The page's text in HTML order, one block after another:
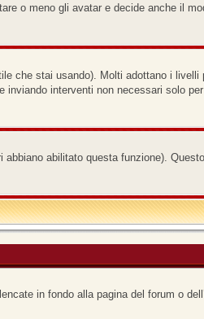
o meno gli avatar e decide anche il
che stai usando). Molti adottano i livelli
interventi non necessari solo
abilitato questa funzione).
in fondo alla pagina del forum o